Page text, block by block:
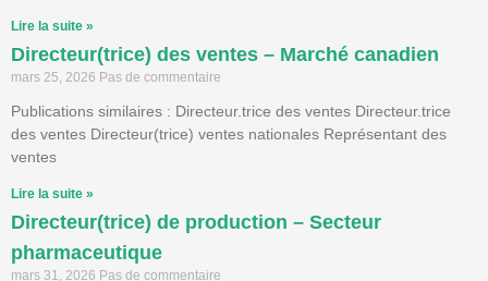
Lire la suite »
Directeur(trice) des ventes – Marché canadien
mars 25, 2026 Pas de commentaire
Publications similaires : Directeur.trice des ventes Directeur.trice
des ventes Directeur(trice) ventes nationales Représentant des
ventes
Lire la suite »
Directeur(trice) de production – Secteur
pharmaceutique
mars 31, 2026 Pas de commentaire